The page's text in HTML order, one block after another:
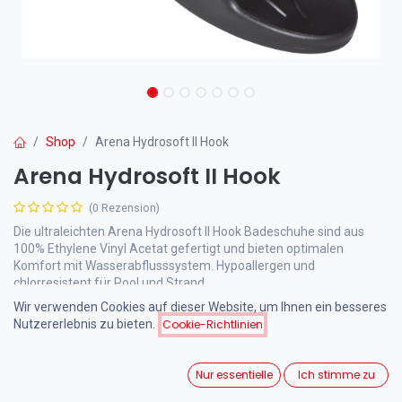
Shop Arena Hydrosoft II Hook
Arena Hydrosoft II Hook
(0 Rezension)
Die ultraleichten Arena Hydrosoft II Hook Badeschuhe sind aus
100% Ethylene Vinyl Acetat gefertigt und bieten optimalen
Komfort mit Wasserabflusssystem. Hypoallergen und
chlorresistent für Pool und Strand.
Wir verwenden Cookies auf dieser Website, um Ihnen ein besseres
Nutzererlebnis zu bieten.
Cookie-Richtlinien
Nur essentielle Ich stimme zu